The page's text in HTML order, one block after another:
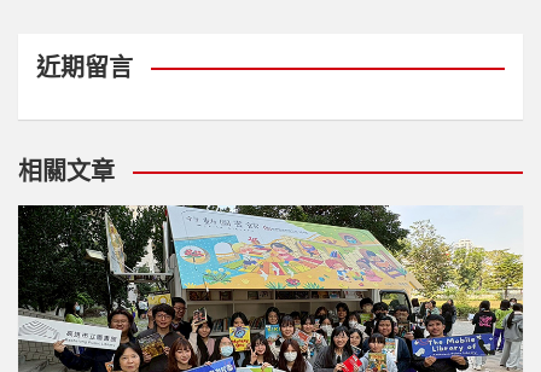
近期留言
相關文章